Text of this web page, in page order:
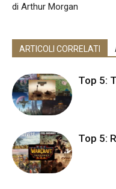
di Arthur Morgan
ARTICOLI CORRELATI
Top 5:
Top 5: